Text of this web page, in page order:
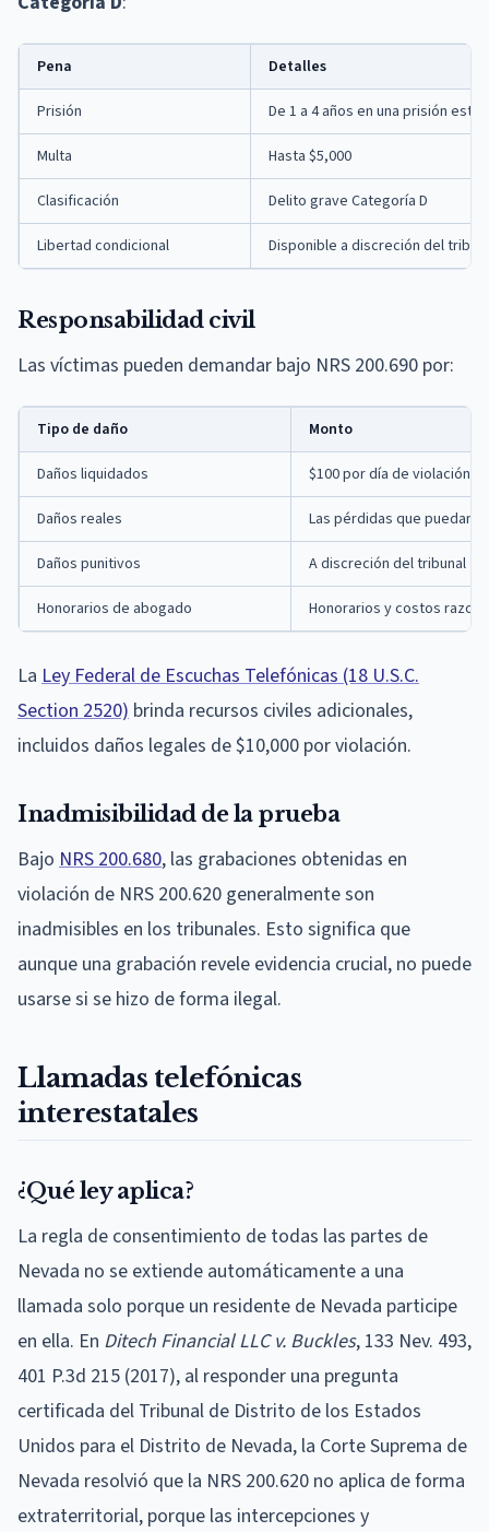
Pena Detalles
Prisión De 1 a 4 años en una prisión
Multa Hasta $5,000
Clasificación Delito grave Categoría D
Libertad condicional Disponible a discreción del
Responsabilidad civil
Las víctimas pueden demandar bajo NRS 200.690 por:
Tipo de daño Monto
Daños liquidados $100 por día de violación,
Daños reales Las pérdidas que puedan
Daños punitivos A discreción del tribunal
Honorarios de abogado Honorarios y costos
La Ley Federal de Escuchas Telefónicas (18 U.S.C.
Section 2520) brinda recursos civiles adicionales,
incluidos daños legales de $10,000 por violación.
Inadmisibilidad de la prueba
Bajo NRS 200.680, las grabaciones obtenidas en
violación de NRS 200.620 generalmente son
inadmisibles en los tribunales. Esto significa que
aunque una grabación revele evidencia crucial, no puede
usarse si se hizo de forma ilegal.
Llamadas telefónicas
interestatales
¿Qué ley aplica?
La regla de consentimiento de todas las partes de
Nevada no se extiende automáticamente a una
llamada solo porque un residente de Nevada participe
en ella. En Ditech Financial LLC v. Buckles, 133 Nev. 493,
401 P.3d 215 (2017), al responder una pregunta
certificada del Tribunal de Distrito de los Estados
Unidos para el Distrito de Nevada, la Corte Suprema de
Nevada resolvió que la NRS 200.620 no aplica de forma
extraterritorial, porque las intercepciones y